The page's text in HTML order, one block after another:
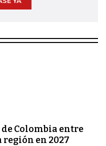
Colombia entre
región en 2027